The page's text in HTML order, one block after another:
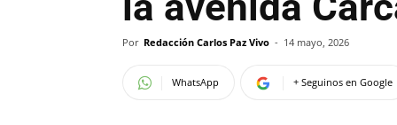
Por Redacción Carlos Paz Vivo - 14 mayo, 2026
WhatsApp + Seguinos en Google